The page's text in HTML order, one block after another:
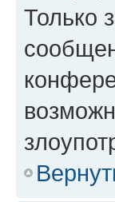
Только